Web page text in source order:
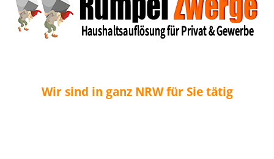
Wir sind in ganz NRW für Sie tätig